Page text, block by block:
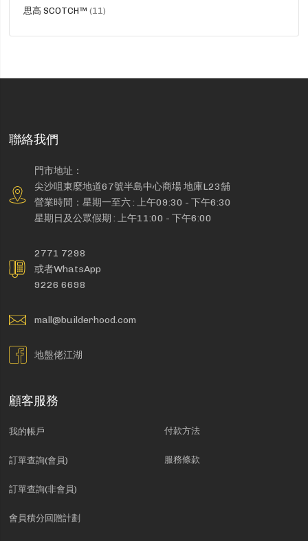
思高 SCOTCH™ 11貨
聯絡我們
門市地址：
尖沙咀東麼地道67號半島中心商場 地庫L23舖
營業時間：星期一至六 : 上午09:30 - 下午6:30
星期日及公眾假期 : 上午11:00 - 下午6:00
2771 7298
或者WhatsApp
9226 6698
mall@builderhood.com
地盤佬江湖
顧客服務
我的帳戶
訂單查詢(會員)
訂單查詢(非會員)
會員積分回贈計劃
付款方法
服務條款